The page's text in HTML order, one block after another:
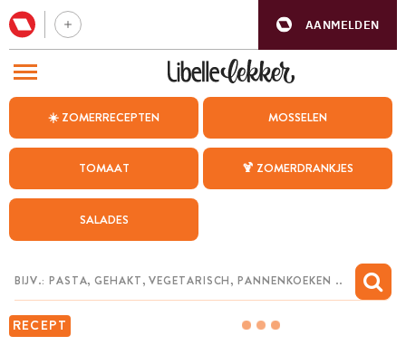
AANMELDEN
☀️ ZOMERRECEPTEN MOSSELEN
TOMAAT 🍹 ZOMERDRANKJES
SALADES
RECEPT
BEZOEK ONZE ANDERE WEBSITES
WEEKMENU
CHAT MET MAIA
MIJN BEWAARDE RECEPTEN